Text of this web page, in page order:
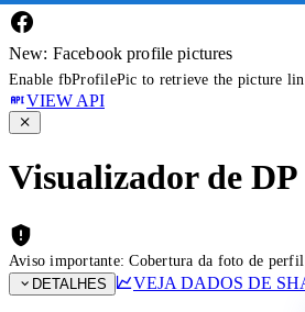
New: Facebook profile pictures
Enable fbProfilePic to retrieve the picture
VIEW API
Visualizador de
Aviso importante: Cobertura da foto de
DETALHES
VEJA DADOS DE